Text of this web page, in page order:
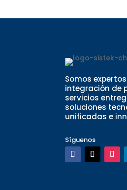
Somos
integración de
servicios
soluciones
unificadas e
Síguenos